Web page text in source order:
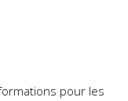
pour les